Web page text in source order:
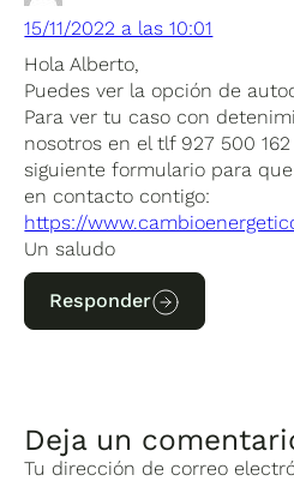
15/11/2022 a las 10:01
Hola Alberto,
Puedes ver la opción de
Para ver tu caso con
nosotros en el tlf 927 500
siguiente formulario para
en contacto contigo:
https://
Un saludo
Responder
Deja un
Tu dirección de correo